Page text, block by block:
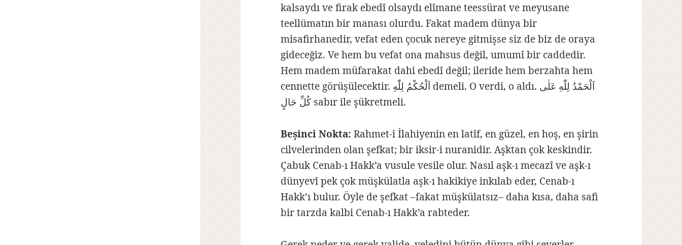
kalsaydı ve firak ebedî olsaydı elîmane teessürat ve meyusane
teellümatın bir manası olurdu. Fakat madem dünya bir
misafirhanedir, vefat eden çocuk nereye gitmişse siz de biz de oraya
gideceğiz. Ve hem bu vefat ona mahsus değil, umumî bir caddedir.
Hem madem müfarakat dahi ebedî değil; ileride hem berzahta hem
cennette görüşülecektir. اَلْحُكْمُ لِلّٰهِ demeli. O verdi, o aldı. اَلْحَمْدُ لِلّٰهِ عَلٰى
كُلِّ حَالٍ‌ sabır ile şükretmeli.
Beşinci Nokta: Rahmet-i İlahiyenin en latîf, en güzel, en hoş, en şirin
cilvelerinden olan şefkat; bir iksir-i nuranidir. Aşktan çok keskindir.
Çabuk Cenab-ı Hakk’a vusule vesile olur. Nasıl aşk-ı mecazî ve aşk-ı
dünyevî pek çok müşkülatla aşk-ı hakikiye inkılab eder, Cenab-ı
Hakk’ı bulur. Öyle de şefkat –fakat müşkülatsız– daha kısa, daha safi
bir tarzda kalbi Cenab-ı Hakk’a rabteder.